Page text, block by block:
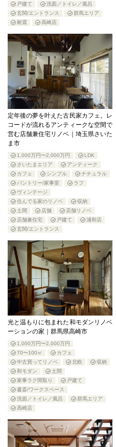
戸建て
洗面／トイレ／風呂
玄関/エントランス
群馬エリア
耐震
高崎店
定年後の夢を叶えた古民家カフェ。レ
コードが流れるアンティークな空間で
営む店舗兼住宅リノベ｜埼玉県さいた
ま市
1,000万円〜2,000万円
LDK
さいたまエリア
アンティーク
カフェ
シンプル
ナチュラル
パントリー/家事室
ラフ
ヴィンテージ
住んでる家のリノベ
収納
土間
店舗
店舗リノベ
店舗兼住宅
戸建て
浦和店
玄関/エントランス
光と温もりに包まれた和モダンリノベ
ーションの家｜群馬県高崎市
1,000万円〜2,000万円
70〜100㎡
カフェ
中古買ってリノベ
北欧
収納
和モダン
土間
家事ラク間取り
戸建て
書斎/ワークスペース
洗面／トイレ／風呂
群馬エリア
高崎店